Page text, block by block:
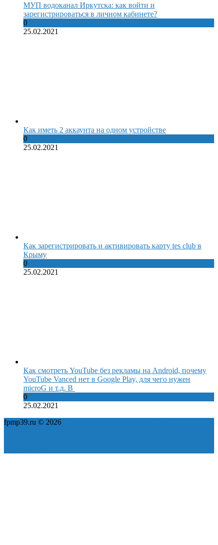
МУП водоканал Иркутска: как войти и
зарегистрироваться в личном кабинете?
0
25.02.2021
Как иметь 2 аккаунта на одном устройстве
0
25.02.2021
Как зарегистрировать и активировать карту tes club в
Крыму
0
25.02.2021
Как смотреть YouTube без рекламы на Android, почему
YouTube Vanced нет в Google Play, для чего нужен
microG и т.д. В
0
25.02.2021
fpmp39.ru © 2026